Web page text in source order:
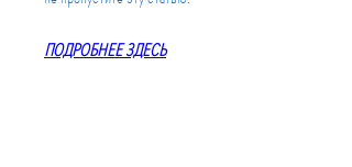
ПОДРОБНЕЕ ЗДЕСЬ